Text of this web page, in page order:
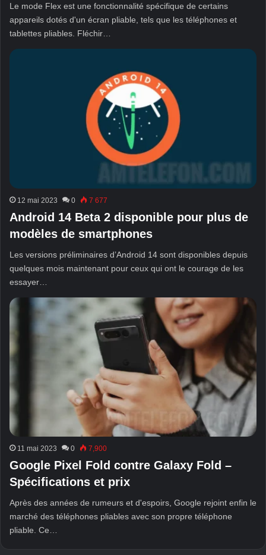
Le mode Flex est une fonctionnalité spécifique de certains
appareils dotés d'un écran pliable, tels que les téléphones et
tablettes pliables. Fléchir…
12 mai 2023 0 7 677
Android 14 Beta 2 disponible pour plus de
modèles de smartphones
Les versions préliminaires d’Android 14 sont disponibles depuis
quelques mois maintenant pour ceux qui ont le courage de les
essayer…
11 mai 2023 0 7,900
Google Pixel Fold contre Galaxy Fold –
Spécifications et prix
Après des années de rumeurs et d'espoirs, Google rejoint enfin le
marché des téléphones pliables avec son propre téléphone
pliable. Ce…